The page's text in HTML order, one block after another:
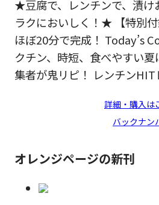
★豆腐で、レンチンで、漬け
ラクにおいしく！★ 【特別付
ほぼ20分で完成！ Today’s
クチン、時短、食べやすい
集者が鬼リピ！ レンチンHIT
詳細・購入は
バックナン
オレンジページの新刊